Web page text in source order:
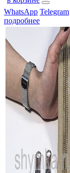
WhatsApp Telegram
подробнее